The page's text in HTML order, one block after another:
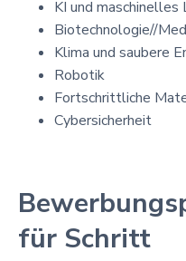
KI und maschinelles
Biotechnologie//
Klima und saubere
Robotik
Fortschrittliche
Cybersicherheit
für Schritt